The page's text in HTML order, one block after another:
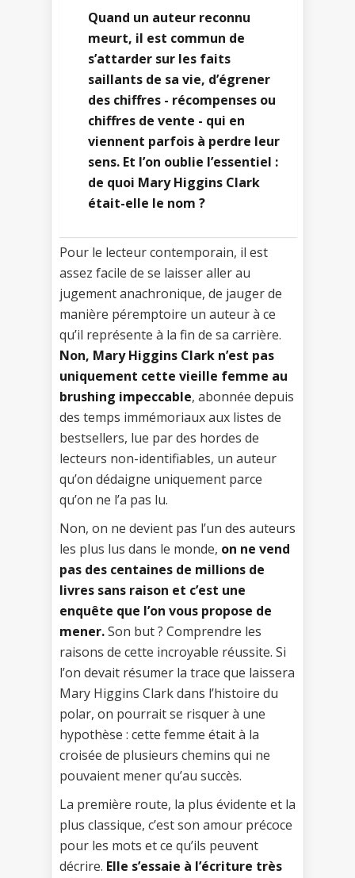
Quand un auteur reconnu
meurt, il est commun de
s’attarder sur les faits
saillants de sa vie, d’égrener
des chiffres - récompenses ou
chiffres de vente - qui en
viennent parfois à perdre leur
sens. Et l’on oublie l’essentiel :
de quoi Mary Higgins Clark
était-elle le nom ?
Pour le lecteur contemporain, il est
assez facile de se laisser aller au
jugement anachronique, de jauger de
manière péremptoire un auteur à ce
qu’il représente à la fin de sa carrière.
Non, Mary Higgins Clark n’est pas
uniquement cette vieille femme au
brushing impeccable, abonnée depuis
des temps immémoriaux aux listes de
bestsellers, lue par des hordes de
lecteurs non-identifiables, un auteur
qu’on dédaigne uniquement parce
qu’on ne l’a pas lu.
Non, on ne devient pas l’un des auteurs
les plus lus dans le monde, on ne vend
pas des centaines de millions de
livres sans raison et c’est une
enquête que l’on vous propose de
mener.Son but ? Comprendre les
raisons de cette incroyable réussite. Si
l’on devait résumer la trace que laissera
Mary Higgins Clark dans l’histoire du
polar, on pourrait se risquer à une
hypothèse : cette femme était à la
croisée de plusieurs chemins qui ne
pouvaient mener qu’au succès.
La première route, la plus évidente et la
plus classique, c’est son amour précoce
pour les mots et ce qu’ils peuvent
décrire. Elle s’essaie à l’écriture très